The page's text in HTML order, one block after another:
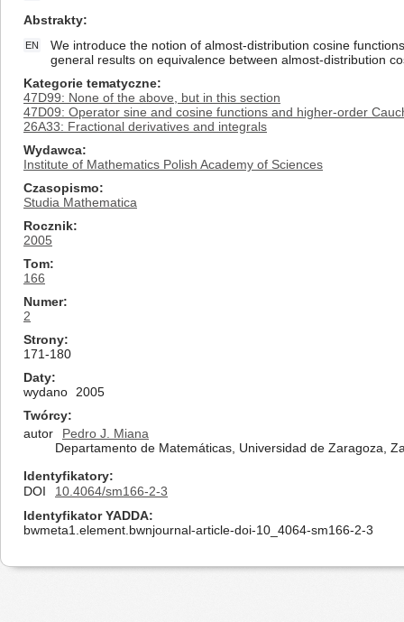
Abstrakty
EN
We introduce the notion of almost-distribution cosine
general results on equivalence between almost-distribution
Kategorie tematyczne
47D99: None of the above, but in this section
47D09: Operator sine and cosine functions and higher-order
26A33: Fractional derivatives and integrals
Wydawca
Institute of Mathematics Polish Academy of Sciences
Czasopismo
Studia Mathematica
Rocznik
2005
Tom
166
Numer
2
Strony
171-180
Daty
wydano
2005
Twórcy
autor
Pedro J. Miana
Departamento de Matemáticas, Universidad de Zaragoza,
Identyfikatory
DOI
10.4064/sm166-2-3
Identyfikator YADDA
bwmeta1.element.bwnjournal-article-doi-10_4064-sm166-2-3